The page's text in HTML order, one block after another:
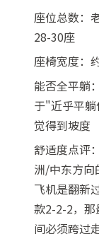
座位总数：
28-30座
座椅宽度：
能否全平躺
于"近乎平
觉得到坡度
舒适度点评
洲/中东方向
飞机是翻新
款2-2-2，
间必须跨过